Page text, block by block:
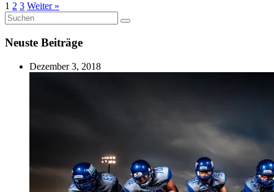
1 2 3 Weiter »
Suche
nach:
Suchen
Neuste Beiträge
Dezember 3, 2018